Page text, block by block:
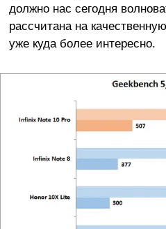
должно нас сегодня
рассчитана на
уже куда более интересно.